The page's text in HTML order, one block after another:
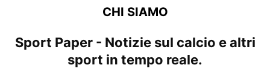
CHI SIAMO
Sport Paper - Notizie sul calcio e altri
sport in tempo reale.